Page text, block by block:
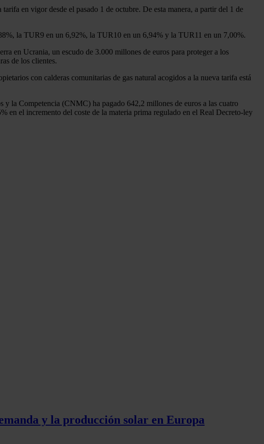
en vigor desde el pasado 1 de octubre. De esta manera, a partir del 1 de
la TUR9 en un 6,92%, la TUR10 en un 6,94% y la TUR11 en un 7,00%.
en Ucrania, un escudo de 3.000 millones de euros para proteger a los
de los clientes.
con calderas comunitarias de gas natural acogidos a la nueva tarifa está
la Competencia (CNMC) ha pagado 642,2 millones de euros a las cuatro
en el incremento del coste de la materia prima regulado en el Real Decreto-ley
y la producción solar en Europa